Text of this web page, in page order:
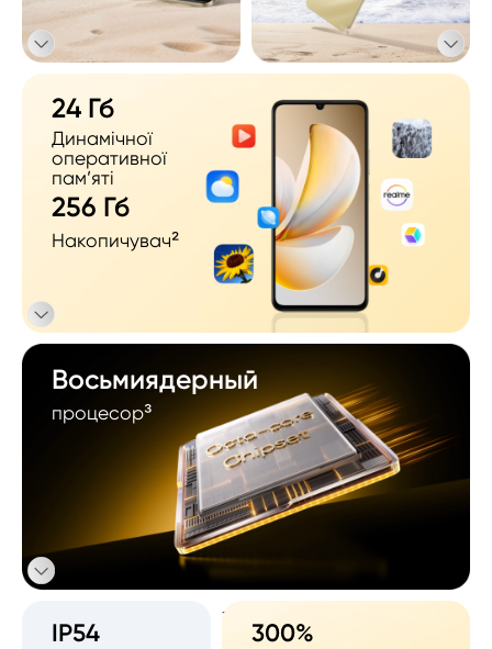
300%
-
IP54
процесор³
Восьмиядерный
Накопичувач²
256 Гб
Динамічної
оперативної
пам’яті
24 Гб